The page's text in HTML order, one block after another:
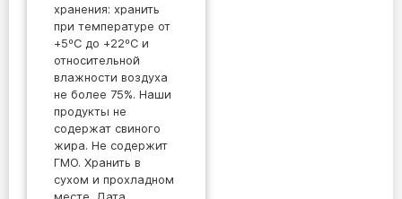
хранения: хранить
при температуре от
+5ºС до +22ºС и
относительной
влажности воздуха
не более 75%. Наши
продукты не
содержат свиного
жира. Не содержит
ГМО. Хранить в
сухом и прохладном